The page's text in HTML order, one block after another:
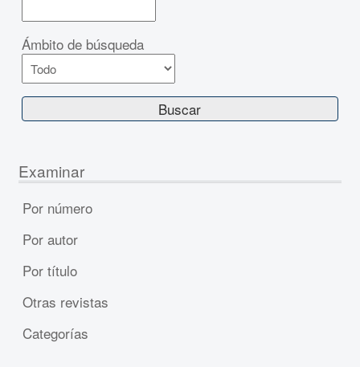
Ámbito de búsqueda
Examinar
Por número
Por autor
Por título
Otras revistas
Categorías